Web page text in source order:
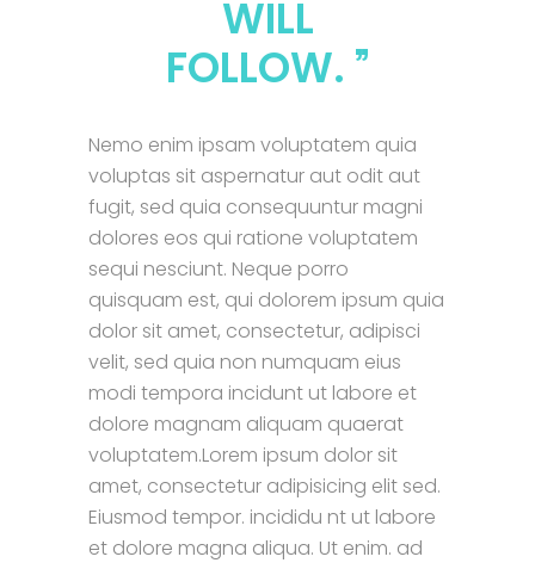
WILL
FOLLOW.
Nemo enim ipsam voluptatem quia
voluptas sit aspernatur aut odit aut
fugit, sed quia consequuntur magni
dolores eos qui ratione voluptatem
sequi nesciunt. Neque porro
quisquam est, qui dolorem ipsum quia
dolor sit amet, consectetur, adipisci
velit, sed quia non numquam eius
modi tempora incidunt ut labore et
dolore magnam aliquam quaerat
voluptatem.Lorem ipsum dolor sit
amet, consectetur adipisicing elit sed.
Eiusmod tempor. incididu nt ut labore
et dolore magna aliqua. Ut enim. ad